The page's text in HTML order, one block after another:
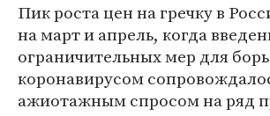
Пик роста цен на гречку в
на март и апрель, когда
ограничительных мер для
коронавирусом
ажиотажным спросом на ряд